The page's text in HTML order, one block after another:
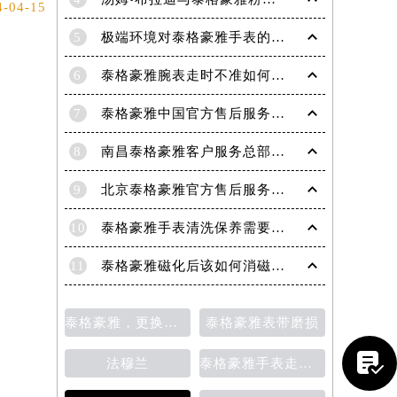
04-15
5 极端环境对泰格豪雅手表的影响(极端环境对手表的危害)
6 泰格豪雅腕表走时不准如何解决
7 泰格豪雅中国官方售后服务中心｜官方电话及详细维修地址权威信息公告（2026年7月最新）
8 南昌泰格豪雅客户服务总部电话中心提供专业售后维修保养服务权威公示（2026年7月最新）
9 北京泰格豪雅官方售后服务中心｜全部网点地址与官方客服电话权威信息公告（2026年7月最新）
10 泰格豪雅手表清洗保养需要多久？
11 泰格豪雅磁化后该如何消磁？为什么会磁化？
泰格豪雅，更换表带 泰格豪雅表带磨损
法穆兰 泰格豪雅手表走时变快 